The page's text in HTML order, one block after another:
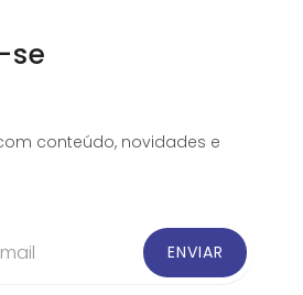
se
conteúdo, novidades e